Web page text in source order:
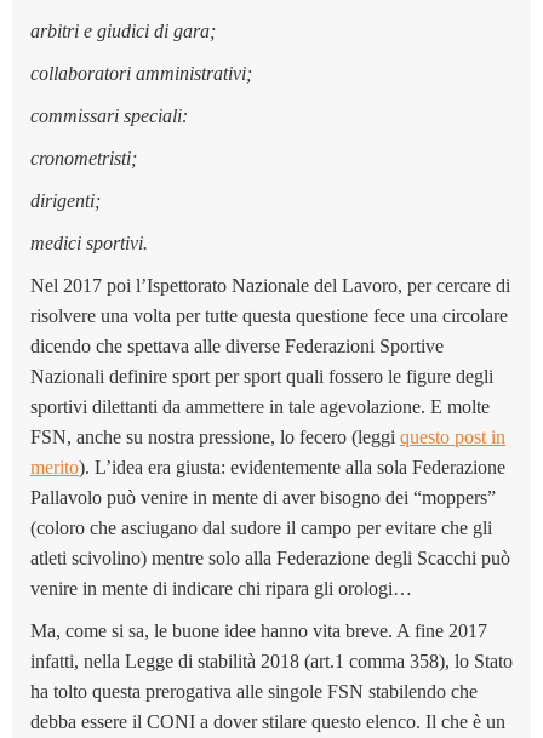
arbitri e giudici di gara;
collaboratori amministrativi;
commissari speciali:
cronometristi;
dirigenti;
medici sportivi.
Nel 2017 poi l’Ispettorato Nazionale del Lavoro, per cercare di
risolvere una volta per tutte questa questione fece una circolare
dicendo che spettava alle diverse Federazioni Sportive
Nazionali definire sport per sport quali fossero le figure degli
sportivi dilettanti da ammettere in tale agevolazione. E molte
FSN, anche su nostra pressione, lo fecero (leggi questo post in
merito). L’idea era giusta: evidentemente alla sola Federazione
Pallavolo può venire in mente di aver bisogno dei “moppers”
(coloro che asciugano dal sudore il campo per evitare che gli
atleti scivolino) mentre solo alla Federazione degli Scacchi può
venire in mente di indicare chi ripara gli orologi…
Ma, come si sa, le buone idee hanno vita breve. A fine 2017
infatti, nella Legge di stabilità 2018 (art.1 comma 358), lo Stato
ha tolto questa prerogativa alle singole FSN stabilendo che
debba essere il CONI a dover stilare questo elenco. Il che è un